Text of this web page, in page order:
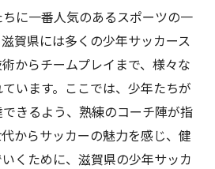
に一番人気のあるスポーツの一
賀県には多くの少年サッカース
からチームプレイまで、様々な
います。ここでは、少年たちが
きるよう、熟練のコーチ陣が指
からサッカーの魅力を感じ、健
くために、滋賀県の少年サッカ